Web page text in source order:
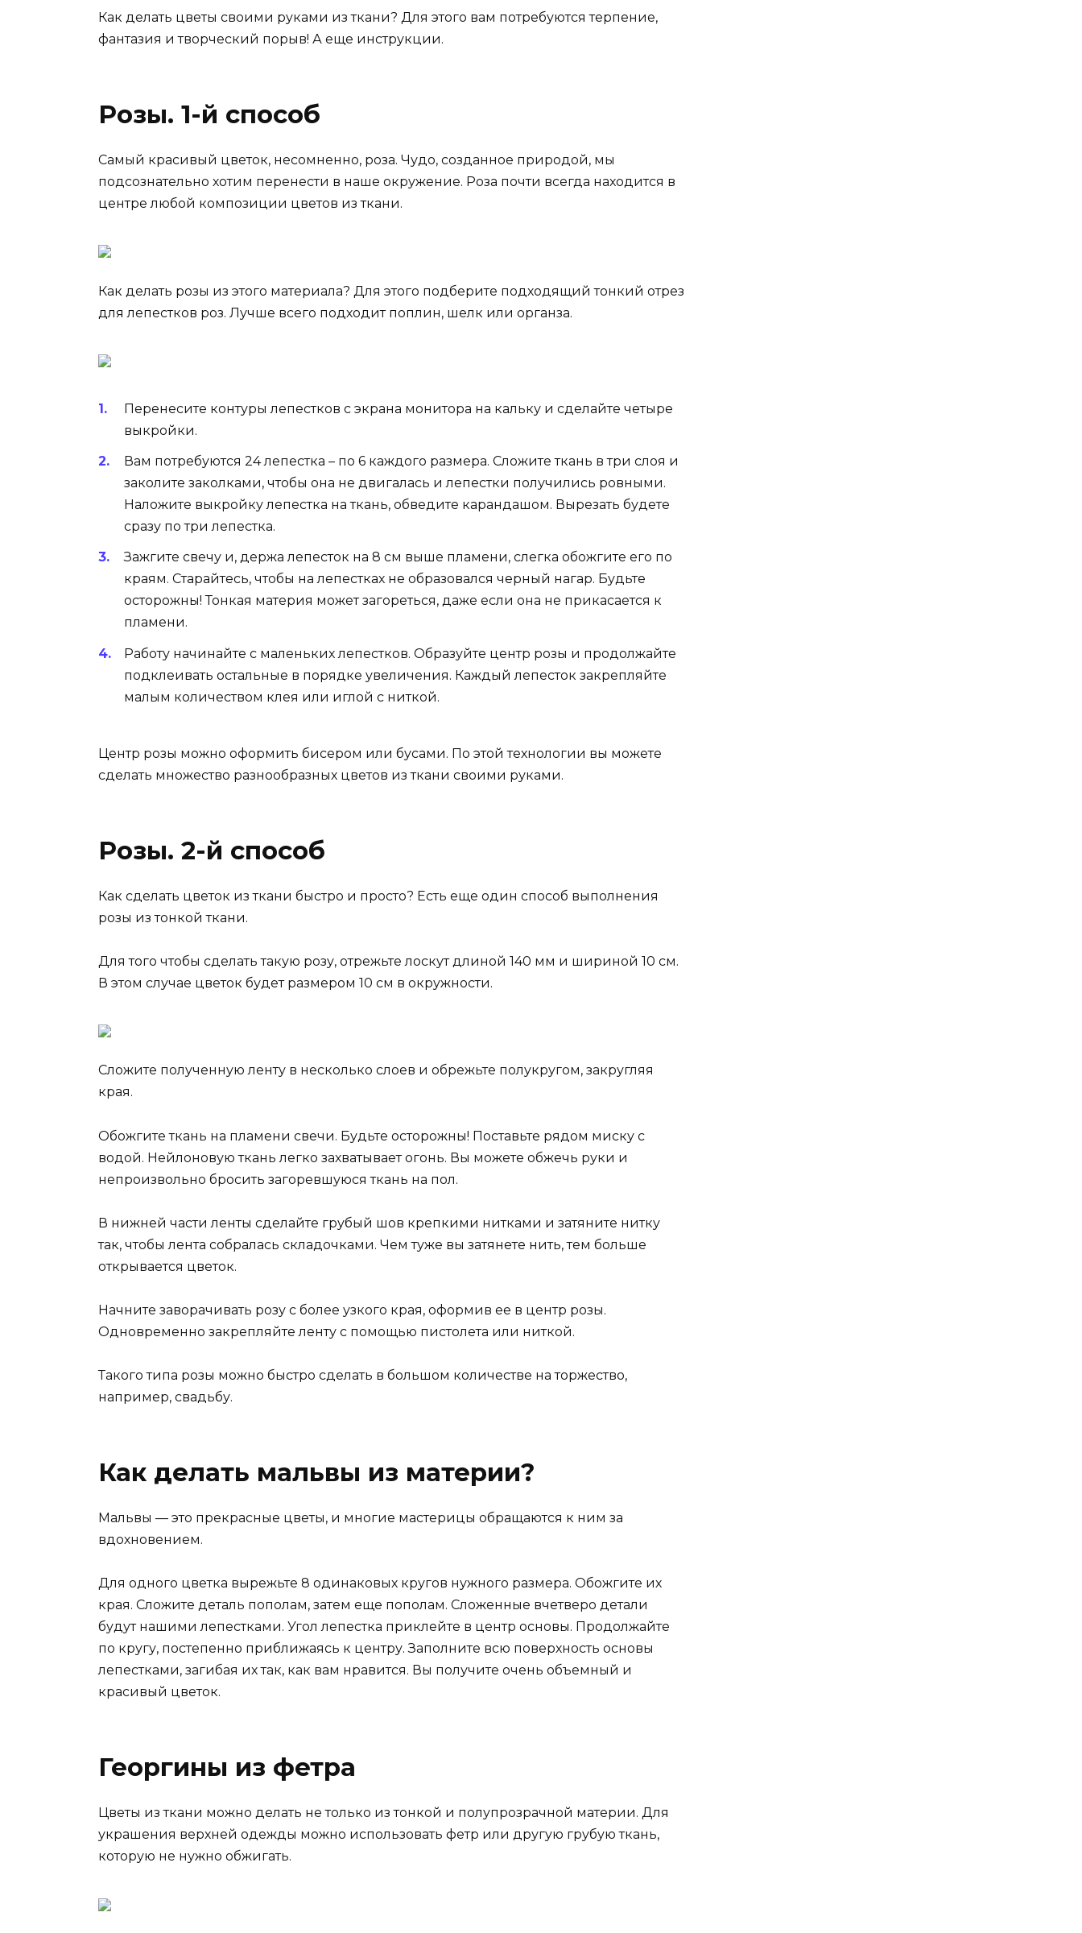
Как делать цветы своими руками из ткани? Для этого вам потребуются терпение,
фантазия и творческий порыв! А еще инструкции.
Розы. 1-й способ
Самый красивый цветок, несомненно, роза. Чудо, созданное природой, мы
подсознательно хотим перенести в наше окружение. Роза почти всегда находится в
центре любой композиции цветов из ткани.
Как делать розы из этого материала? Для этого подберите подходящий тонкий отрез
для лепестков роз. Лучше всего подходит поплин, шелк или органза.
Перенесите контуры лепестков с экрана монитора на кальку и сделайте четыре
выкройки.
Вам потребуются 24 лепестка – по 6 каждого размера. Сложите ткань в три слоя и
заколите заколками, чтобы она не двигалась и лепестки получились ровными.
Наложите выкройку лепестка на ткань, обведите карандашом. Вырезать будете
сразу по три лепестка.
Зажгите свечу и, держа лепесток на 8 см выше пламени, слегка обожгите его по
краям. Старайтесь, чтобы на лепестках не образовался черный нагар. Будьте
осторожны! Тонкая материя может загореться, даже если она не прикасается к
пламени.
Работу начинайте с маленьких лепестков. Образуйте центр розы и продолжайте
подклеивать остальные в порядке увеличения. Каждый лепесток закрепляйте
малым количеством клея или иглой с ниткой.
Центр розы можно оформить бисером или бусами. По этой технологии вы можете
сделать множество разнообразных цветов из ткани своими руками.
Розы. 2-й способ
Как сделать цветок из ткани быстро и просто? Есть еще один способ выполнения
розы из тонкой ткани.
Для того чтобы сделать такую розу, отрежьте лоскут длиной 140 мм и шириной 10 см.
В этом случае цветок будет размером 10 см в окружности.
Сложите полученную ленту в несколько слоев и обрежьте полукругом, закругляя
края.
Обожгите ткань на пламени свечи. Будьте осторожны! Поставьте рядом миску с
водой. Нейлоновую ткань легко захватывает огонь. Вы можете обжечь руки и
непроизвольно бросить загоревшуюся ткань на пол.
В нижней части ленты сделайте грубый шов крепкими нитками и затяните нитку
так, чтобы лента собралась складочками. Чем туже вы затянете нить, тем больше
открывается цветок.
Начните заворачивать розу с более узкого края, оформив ее в центр розы.
Одновременно закрепляйте ленту с помощью пистолета или ниткой.
Такого типа розы можно быстро сделать в большом количестве на торжество,
например, свадьбу.
Как делать мальвы из материи?
Мальвы — это прекрасные цветы, и многие мастерицы обращаются к ним за
вдохновением.
Для одного цветка вырежьте 8 одинаковых кругов нужного размера. Обожгите их
края. Сложите деталь пополам, затем еще пополам. Сложенные вчетверо детали
будут нашими лепестками. Угол лепестка приклейте в центр основы. Продолжайте
по кругу, постепенно приближаясь к центру. Заполните всю поверхность основы
лепестками, загибая их так, как вам нравится. Вы получите очень объемный и
красивый цветок.
Георгины из фетра
Цветы из ткани можно делать не только из тонкой и полупрозрачной материи. Для
украшения верхней одежды можно использовать фетр или другую грубую ткань,
которую не нужно обжигать.